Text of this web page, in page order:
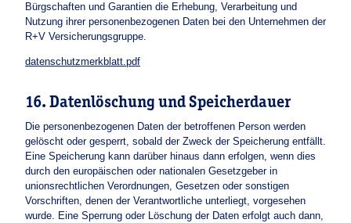
Bürgschaften und Garantien die Erhebung, Verarbeitung und
Nutzung ihrer personenbezogenen Daten bei den Unternehmen der
R+V Versicherungsgruppe.
datenschutzmerkblatt.pdf
16. Datenlöschung und Speicherdauer
Die personenbezogenen Daten der betroffenen Person werden
gelöscht oder gesperrt, sobald der Zweck der Speicherung entfällt.
Eine Speicherung kann darüber hinaus dann erfolgen, wenn dies
durch den europäischen oder nationalen Gesetzgeber in
unionsrechtlichen Verordnungen, Gesetzen oder sonstigen
Vorschriften, denen der Verantwortliche unterliegt, vorgesehen
wurde. Eine Sperrung oder Löschung der Daten erfolgt auch dann,